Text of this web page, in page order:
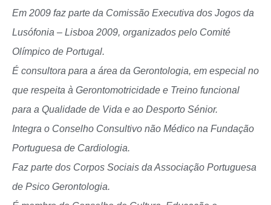
Em 2009 faz parte da Comissão Executiva dos Jogos da
Lusófonia – Lisboa 2009, organizados pelo Comité
Olímpico de Portugal.
É consultora para a área da Gerontologia, em especial no
que respeita à Gerontomotricidade e Treino funcional
para a Qualidade de Vida e ao Desporto Sénior.
Integra o Conselho Consultivo não Médico na Fundação
Portuguesa de Cardiologia.
Faz parte dos Corpos Sociais da Associação Portuguesa
de Psico Gerontologia.